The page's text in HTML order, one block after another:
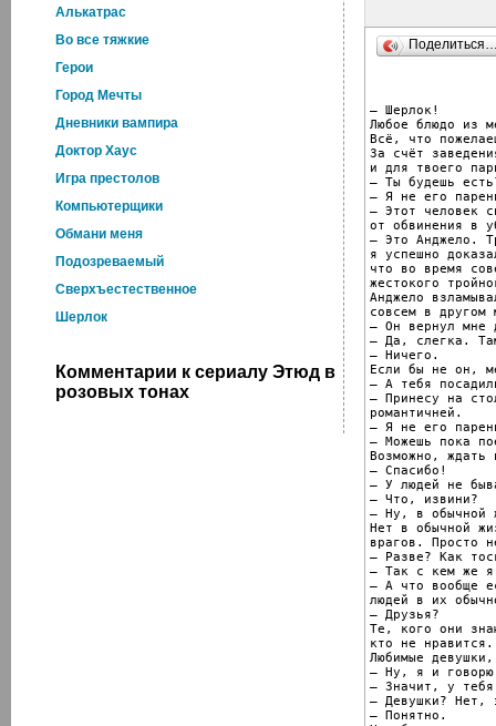
Алькатрас
Во все тяжкие
Герои
Город Мечты
Дневники вампира
Доктор Хаус
Игра престолов
Компьютерщики
Обмани меня
Подозреваемый
Сверхъестественное
Шерлок
Комментарии к сериалу Этюд в
розовых тонах
– Шерлок!
Любое блюдо из
Всё, что
За счёт
и для твоего
– Ты будешь
– Я не его
– Этот человек
от обвинения в
– Это Анджело.
я успешно
что во время
жестокого
Анджело
совсем в другом
– Он вернул мне
– Да, слегка.
– Ничего.
Если бы не он,
– А тебя
– Принесу на
романтичней.
– Я не его
– Можешь пока
Возможно, ждать
– Спасибо!
– У людей не
– Что, извини?
– Ну, в обычной
Нет в обычной
врагов. Просто
– Разве? Как
– Так с кем же я
– А что вообще
людей в их
– Друзья?
Те, кого они
кто не
Любимые
– Ну, я и говорю
– Значит, у тебя
– Девушки? Нет,
– Понятно.